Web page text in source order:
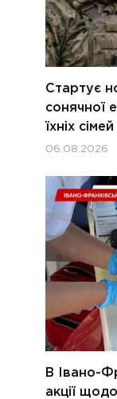
Стартує
сонячної
їхніх сімей
06.08.2026
В Івано-
акції